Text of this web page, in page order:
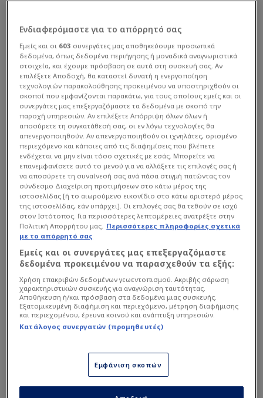
Ενδιαφερόμαστε για το απόρρητό σας
Εμείς και οι 603 συνεργάτες μας αποθηκεύουμε προσωπικά
δεδομένα, όπως δεδομένα περιήγησης ή μοναδικά αναγνωριστικά
στοιχεία, και έχουμε πρόσβαση σε αυτά στη συσκευή σας. Αν
επιλέξετε Αποδοχή, θα καταστεί δυνατή η ενεργοποίηση
τεχνολογιών παρακολούθησης προκειμένου να υποστηριχθούν οι
σκοποί που εμφανίζονται παρακάτω, για τους οποίους εμείς και οι
συνεργάτες μας επεξεργαζόμαστε τα δεδομένα με σκοπό την
παροχή υπηρεσιών. Αν επιλέξετε Απόρριψη όλων όλων ή
αποσύρετε τη συγκατάθεσή σας, οι εν λόγω τεχνολογίες θα
απενεργοποιηθούν. Αν απενεργοποιηθούν οι ιχνηλάτες, ορισμένο
περιεχόμενο και κάποιες από τις διαφημίσεις που βλέπετε
ενδέχεται να μην είναι τόσο σχετικές με εσάς. Μπορείτε να
επανεμφανίσετε αυτό το μενού για να αλλάξετε τις επιλογές σας ή
να αποσύρετε τη συναίνεσή σας ανά πάσα στιγμή πατώντας τον
σύνδεσμο Διαχείριση προτιμήσεων στο κάτω μέρος της
ιστοσελίδας [ή το αιωρούμενο εικονίδιο στο κάτω αριστερό μέρος
της ιστοσελίδας, εάν υπάρχει]. Οι επιλογές σας θα τεθούν σε ισχύ
στον Ιστότοπος. Για περισσότερες λεπτομέρειες ανατρέξτε στην
Πολιτική Απορρήτου μας. Περισσότερες πληροφορίες σχετικά
με το απόρρητό σας
Εμείς και οι συνεργάτες μας επεξεργαζόμαστε
δεδομένα προκειμένου να παρασχεθούν τα εξής:
Χρήση επακριβών δεδομένων γεωεντοπισμού. Ακριβής σάρωση
χαρακτηριστικών συσκευής για αναγνώριση ταυτότητας.
Αποθήκευση ή/και πρόσβαση στα δεδομένα μιας συσκευής.
Εξατομικευμένη διαφήμιση και περιεχόμενο, μέτρηση διαφήμισης
και περιεχομένου, έρευνα κοινού και ανάπτυξη υπηρεσιών.
Κατάλογος συνεργατών (προμηθευτές)
Εμφάνιση σκοπών